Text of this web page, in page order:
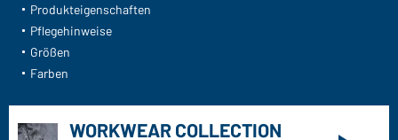
Produkteigenschaften
Pflegehinweise
Größen
Farben
WORKWEAR COLLECTION